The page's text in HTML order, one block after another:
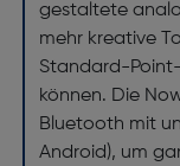
gestaltete
mehr kreative
Standard-
können. Die
Bluetooth mit
Android), um